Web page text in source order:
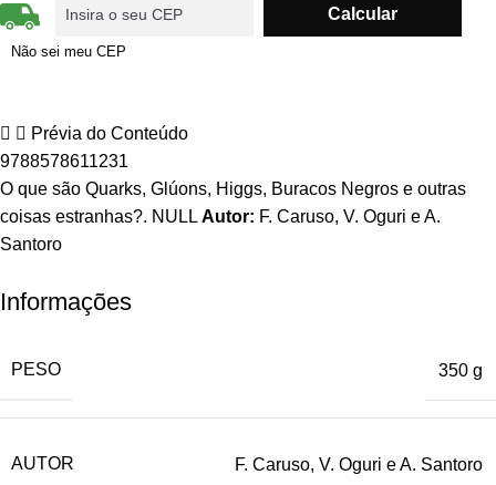
Não sei meu CEP
Prévia do Conteúdo
9788578611231
O que são Quarks, Glúons, Higgs, Buracos Negros e outras
coisas estranhas?. NULL Autor: F. Caruso, V. Oguri e A.
Santoro
Informações
PESO 350 g
AUTOR F. Caruso, V. Oguri e A. Santoro